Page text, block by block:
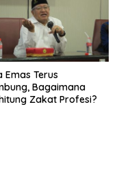
Emas Terus
Bagaimana
Zakat Profesi?